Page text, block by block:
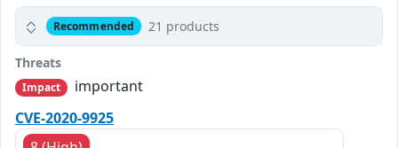
Recommended 21 products
Threats
Impact
important
CVE-2020-9925